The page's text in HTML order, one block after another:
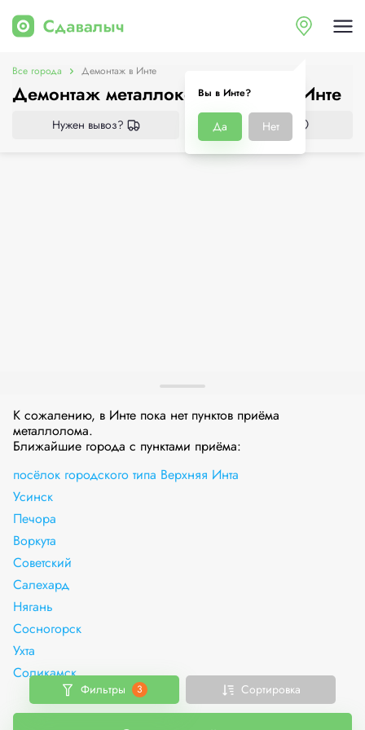
Вы в Инте?
Да Нет
Все города Демонтаж в Инте
Демонтаж металлоконструкций в Инте
Нужен вывоз? Все приёмки
К сожалению, в Инте пока нет пунктов приёма
металлолома.
Ближайшие города с пунктами приёма:
посёлок городского типа Верхняя Инта
Усинск
Печора
Воркута
Советский
Салехард
Нягань
Сосногорск
Ухта
Соликамск
Фильтры 3 Сортировка